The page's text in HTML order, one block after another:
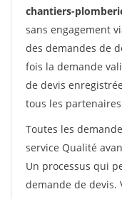
chantiers-
sans engagement
des demandes de
fois la demande
de devis
tous les
Toutes les
service Qualité
Un processus qui
demande de devis.